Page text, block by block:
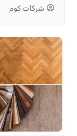
شركات كوم